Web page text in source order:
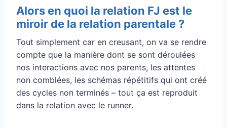
Alors en quoi la relation FJ est le
miroir de la relation parentale ?
Tout simplement car en creusant, on va se rendre
compte que la manière dont se sont déroulées
nos interactions avec nos parents, les attentes
non comblées, les schémas répétitifs qui ont créé
des cycles non terminés – tout ça est reproduit
dans la relation avec le runner.